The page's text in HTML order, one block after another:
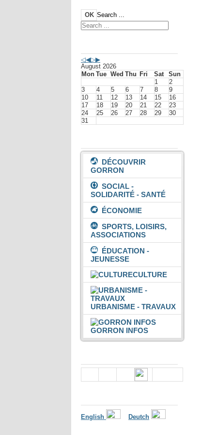
OK Search ...
August 2026
Mon Tue Wed Thu Fri Sat
Sun
1
2
3
4 5 6 7 8
9
10
11 12 13 14 15
16
17
18 19 20 21 22
23
24
25 26 27 28 29
30
31
DÉCOUVRIR
GORRON
SOCIAL -
SOLIDARITÉ - SANTÉ
ÉCONOMIE
SPORTS, LOISIRS,
ASSOCIATIONS
ÉDUCATION -
JEUNESSE
CULTURE
URBANISME - TRAVAUX
GORRON INFOS
English Deutch